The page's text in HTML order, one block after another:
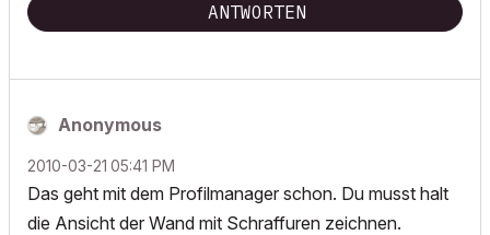
ANTWORTEN
Anonymous
‎2010-03-21 05:41 PM
Das geht mit dem Profilmanager schon. Du musst halt
die Ansicht der Wand mit Schraffuren zeichnen.